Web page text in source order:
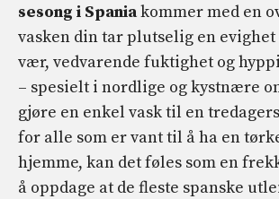
sesong i Spaniakommer med en
vasken din tar plutselig en
vær, vedvarende fuktighet og
– spesielt i nordlige og kystnære
gjøre en enkel vask til en
for alle som er vant til å ha en
hjemme, kan det føles som en
å oppdage at de fleste spanske